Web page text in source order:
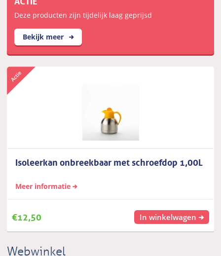
Deze producten zijn tijdelijk laag geprijsd
Bekijk meer
Isoleerkan onbreekbaar met schroefdop 1,00L
Meer informatie
€12,50 In winkelwagen
Webwinkel